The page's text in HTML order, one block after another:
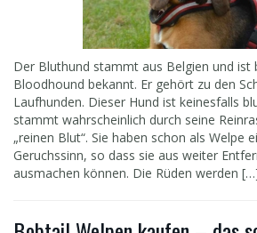
Der Bluthund stammt aus Belgien und ist
Bloodhound bekannt. Er gehört zu den
Laufhunden. Dieser Hund ist keinesfalls
stammt wahrscheinlich durch seine
„reinen Blut“. Sie haben schon als Welpe
Geruchssinn, so dass sie aus weiter
ausmachen können. Die Rüden werden